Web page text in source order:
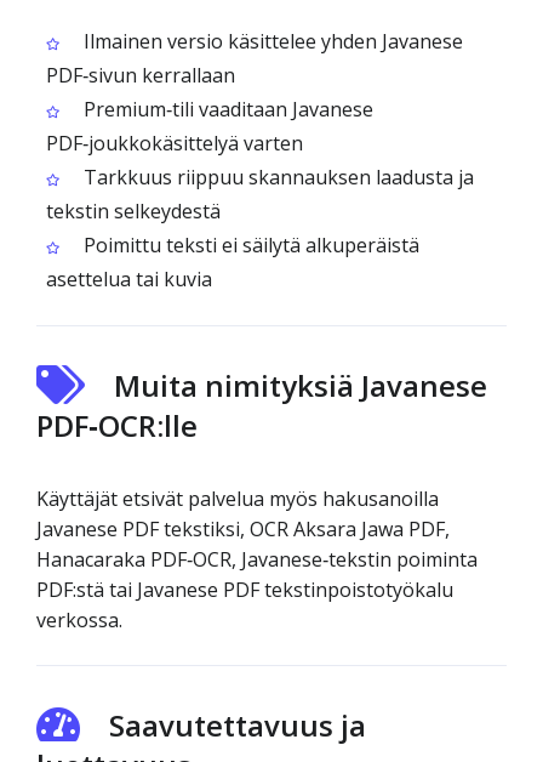
Ilmainen versio käsittelee yhden Javanese
PDF‑sivun kerrallaan
Premium‑tili vaaditaan Javanese
PDF‑joukkokäsittelyä varten
Tarkkuus riippuu skannauksen laadusta ja
tekstin selkeydestä
Poimittu teksti ei säilytä alkuperäistä
asettelua tai kuvia
Muita nimityksiä Javanese
PDF‑OCR:lle
Käyttäjät etsivät palvelua myös hakusanoilla
Javanese PDF tekstiksi, OCR Aksara Jawa PDF,
Hanacaraka PDF‑OCR, Javanese‑tekstin poiminta
PDF:stä tai Javanese PDF tekstinpoistotyökalu
verkossa.
Saavutettavuus ja